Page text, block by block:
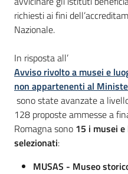
richiesti ai fini
Nazionale.
In risposta all’
Avviso rivolto a musei e
non appartenenti al
sono state avanzate a
128 proposte ammesse a
Romagna sono 15 i musei
selezionati:
MUSAS - Museo